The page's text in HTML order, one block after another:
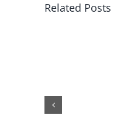
Related Posts